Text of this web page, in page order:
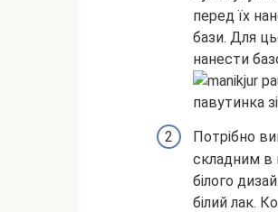
перед їх
бази. Для
нанести
Потрібно
складним в
білого
білий лак.